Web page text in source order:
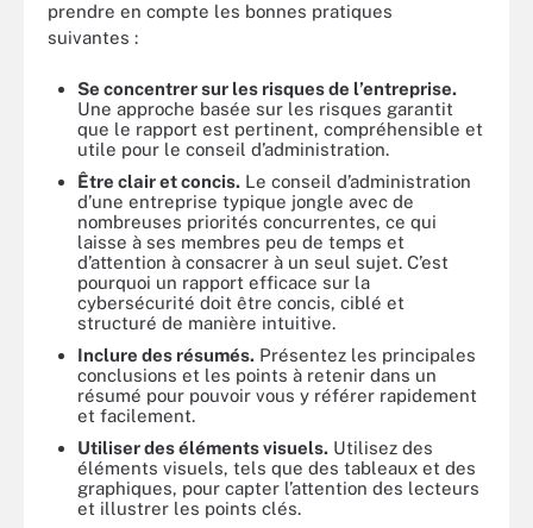
prendre en compte les bonnes pratiques
suivantes :
Se concentrer sur les risques de l’entreprise.
Une approche basée sur les risques garantit
que le rapport est pertinent, compréhensible et
utile pour le conseil d’administration.
Être clair et concis. Le conseil d’administration
d’une entreprise typique jongle avec de
nombreuses priorités concurrentes, ce qui
laisse à ses membres peu de temps et
d’attention à consacrer à un seul sujet. C’est
pourquoi un rapport efficace sur la
cybersécurité doit être concis, ciblé et
structuré de manière intuitive.
Inclure des résumés. Présentez les principales
conclusions et les points à retenir dans un
résumé pour pouvoir vous y référer rapidement
et facilement.
Utiliser des éléments visuels. Utilisez des
éléments visuels, tels que des tableaux et des
graphiques, pour capter l’attention des lecteurs
et illustrer les points clés.